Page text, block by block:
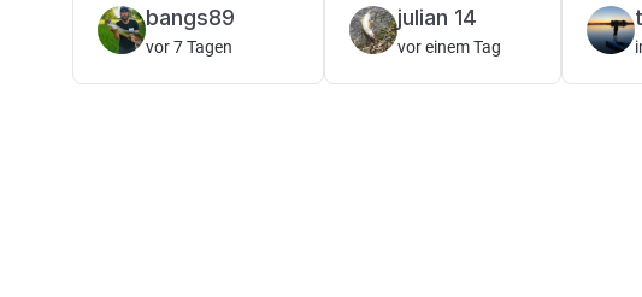
bangs89
vor 7 Tagen
julian 14
vor einem Tag